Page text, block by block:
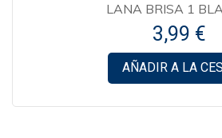
LANA BRISA 1
3,99 €
AÑADIR A LA